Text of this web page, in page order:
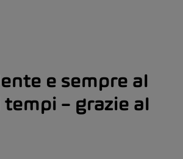
e sempre al
tempi – grazie al